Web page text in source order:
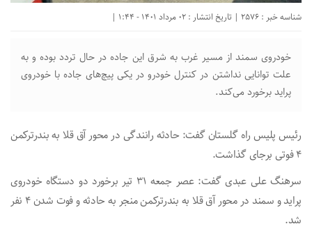
شناسه خبر : 2576 | تاریخ انتشار : 02 مرداد 1401 - 1:44 |
خودروی سمند از مسیر غرب به شرق این جاده در حال تردد بوده و به
علت توانایی نداشتن در کنترل خودرو در یکی پیچ‌های جاده با خودروی
پراید برخورد می‌کند.
رئیس پلیس راه گلستان گفت: حادثه رانندگی در محور آق قلا به بندرترکمن
۴ فوتی برجای گذاشت.
سرهنگ علی عبدی گفت: عصر جمعه ۳۱ تیر برخورد دو دستگاه خودروی
پراید و سمند در محور آق قلا به بندرترکمن منجر به حادثه و فوت شدن ۴ نفر
شد.